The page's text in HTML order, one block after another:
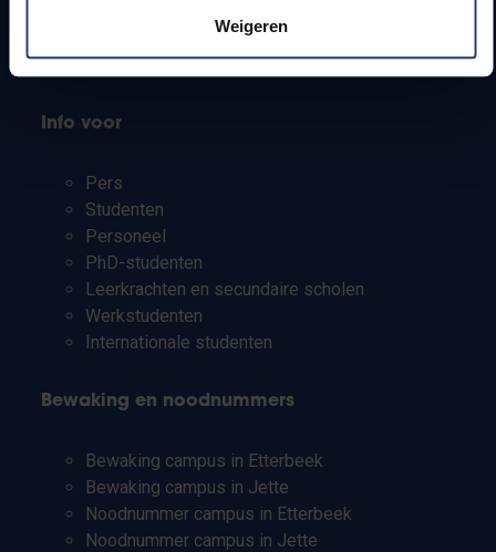
Weigeren
Onderzoeksgroepen
Campusfaciliteiten
Info voor
Pers
Studenten
Personeel
PhD-studenten
Leerkrachten en secundaire scholen
Werkstudenten
Internationale studenten
Bewaking en noodnummers
Bewaking campus in Etterbeek
Bewaking campus in Jette
Noodnummer campus in Etterbeek
Noodnummer campus in Jette